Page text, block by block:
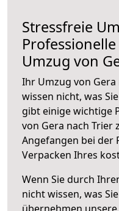
Stressfreie
Umzug von
Ihr Umzug von
wissen nicht, was
gibt einige wichtige
von Gera nach Trier
Angefangen bei der
Verpacken Ihres
Wenn Sie durch
nicht wissen, was